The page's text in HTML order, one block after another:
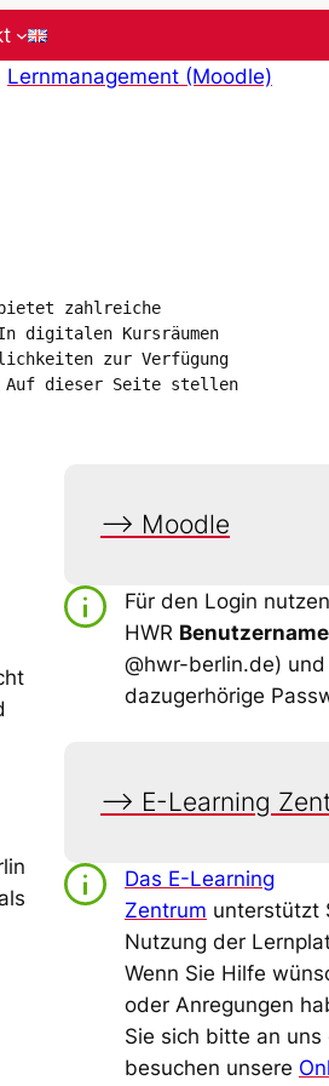
Lernmanagement (Moodle)
bietet zahlreiche
digitalen Kursräumen
zur Verfügung
Auf dieser Seite stellen
–> Moodle
Für den Login
HWR
@hwr-berlin.de)
dazugerhörige
–> E-Learning
Das E-Learning
Zentrum unterstützt
Nutzung der
Wenn Sie Hilfe
oder Anregungen
Sie sich bitte an uns
besuchen unsere